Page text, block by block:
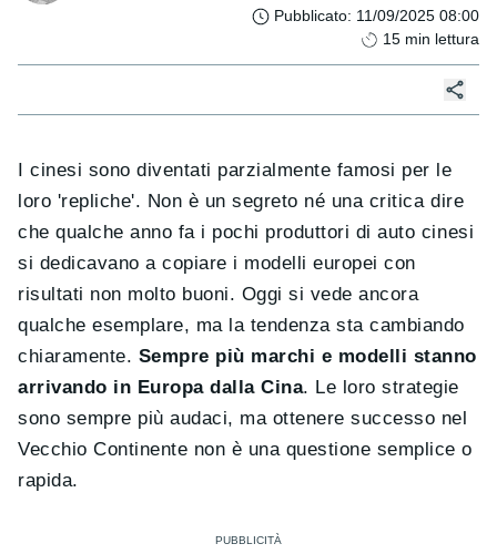
Pubblicato: 11/09/2025 08:00
15 min lettura
I cinesi sono diventati parzialmente famosi per le
loro 'repliche'. Non è un segreto né una critica dire
che qualche anno fa i pochi produttori di auto cinesi
si dedicavano a copiare i modelli europei con
risultati non molto buoni. Oggi si vede ancora
qualche esemplare, ma la tendenza sta cambiando
chiaramente. Sempre più marchi e modelli stanno
arrivando in Europa dalla Cina. Le loro strategie
sono sempre più audaci, ma ottenere successo nel
Vecchio Continente non è una questione semplice o
rapida.